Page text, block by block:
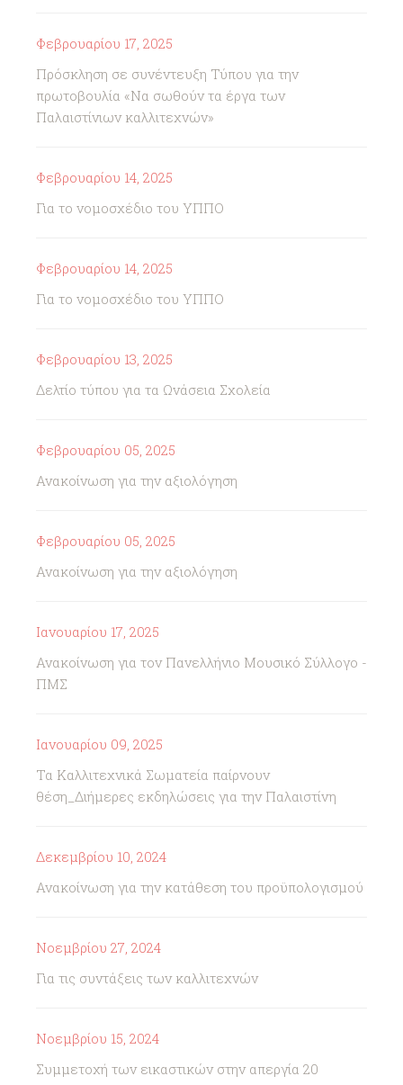
Φεβρουαρίου 17, 2025
Πρόσκληση σε συνέντευξη Τύπου για την
πρωτοβουλία «Να σωθούν τα έργα των
Παλαιστίνιων καλλιτεχνών»
Φεβρουαρίου 14, 2025
Για το νομοσχέδιο του ΥΠΠΟ
Φεβρουαρίου 14, 2025
Για το νομοσχέδιο του ΥΠΠΟ
Φεβρουαρίου 13, 2025
Δελτίο τύπου για τα Ωνάσεια Σχολεία
Φεβρουαρίου 05, 2025
Ανακοίνωση για την αξιολόγηση
Φεβρουαρίου 05, 2025
Ανακοίνωση για την αξιολόγηση
Ιανουαρίου 17, 2025
Ανακοίνωση για τον Πανελλήνιο Μουσικό Σύλλογο -
ΠΜΣ
Ιανουαρίου 09, 2025
Τα Καλλιτεχνικά Σωματεία παίρνουν
θέση_Διήμερες εκδηλώσεις για την Παλαιστίνη
Δεκεμβρίου 10, 2024
Ανακοίνωση για την κατάθεση του προϋπολογισμού
Νοεμβρίου 27, 2024
Για τις συντάξεις των καλλιτεχνών
Νοεμβρίου 15, 2024
Συμμετοχή των εικαστικών στην απεργία 20